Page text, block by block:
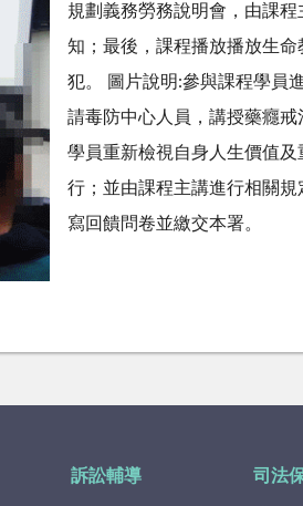
規劃義務勞務說明會，由課
知；最後，課程播放播放生
犯。 圖片說明:參與課程學員
請毒防中心人員，講授藥癮
學員重新檢視自身人生價值
行；並由課程主講進行相關
寫回饋問卷並繳交本署。
訴訟輔導 司法